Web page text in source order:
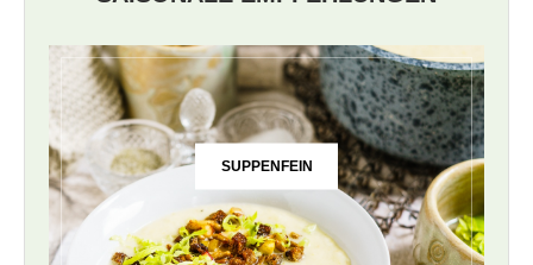
SUPPENFEIN